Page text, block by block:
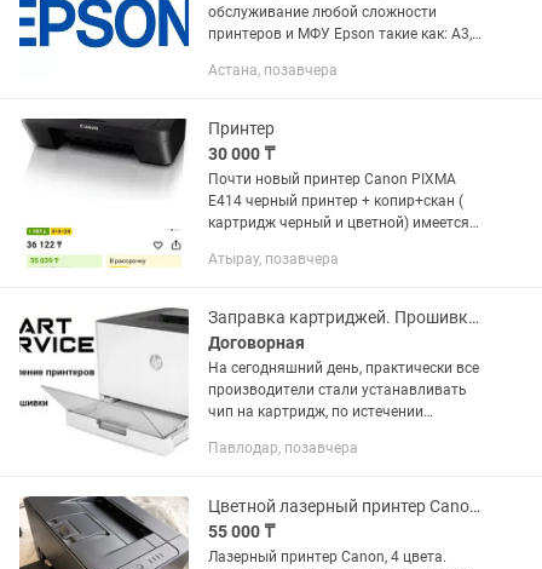
обслуживание любой сложности
принтеров и МФУ Epson такие как: А3,
L1300 Epson 1500W Epson 1410 Epson
Астана, позавчера
Принтер
30 000 ₸
Почти новый принтер Canon PIXMA
E414 черный принтер + копир+скан (
картридж черный и цветной) имеется
формат А4(216х297мм)разрешение
Атырау, позавчера
Заправка картриджей. Прошивка принтеров HP, Samsung, Xerox, Pantum.
Договорная
На сегодняшний день, практически все
производители стали устанавливать
чип на картридж, по истечении
замена или замена картриджа. Мы
Павлодар, позавчера
Цветной лазерный принтер Canon I-SENSYS LBP7018C
55 000 ₸
Лазерный принтер Canon, 4 цвета.